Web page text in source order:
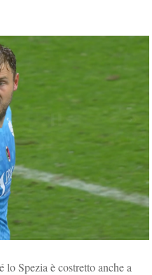
Spezia è costretto anche a